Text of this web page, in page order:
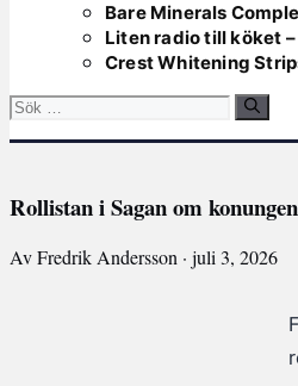
Bare Minerals
Liten radio till köket
Crest Whitening
Sök
Rollistan i Sagan om
Av Fredrik Andersson · juli 3, 2026